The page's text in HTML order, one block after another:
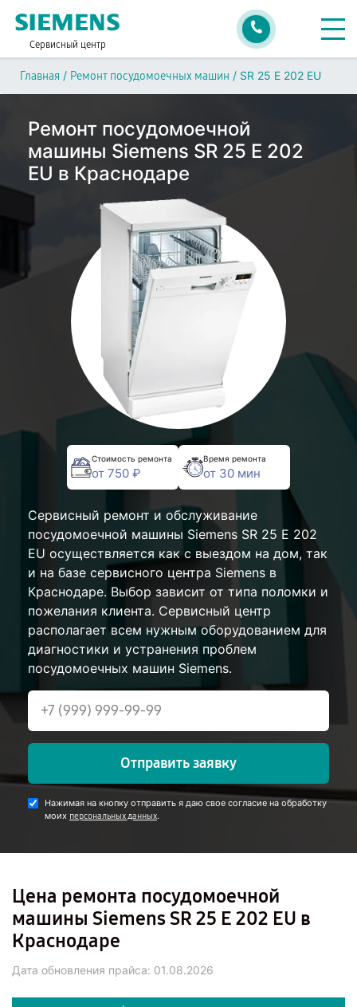
Сервисный центр
Главная / Ремонт посудомоечных машин / SR 25 E 202 EU
Ремонт посудомоечной
машины Siemens SR 25 E 202
EU в Краснодаре
Стоимость ремонта
от 750 ₽
Время ремонта
от 30 мин
Сервисный ремонт и обслуживание
посудомоечной машины Siemens SR 25 E 202
EU осуществляется как с выездом на дом, так
и на базе сервисного центра Siemens в
Краснодаре. Выбор зависит от типа поломки и
пожелания клиента. Сервисный центр
располагает всем нужным оборудованием для
диагностики и устранения проблем
посудомоечных машин Siemens.
Отправить заявку
Нажимая на кнопку отправить я даю свое согласие на обработку
моих персональных данных.
Цена ремонта посудомоечной
машины Siemens SR 25 E 202 EU в
Краснодаре
Дата обновления прайса: 01.08.2026